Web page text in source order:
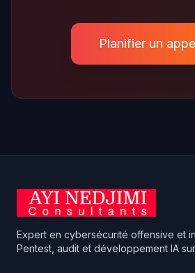
Planifier un
Expert en cybersécurité offensive et
Pentest, audit et développement IA